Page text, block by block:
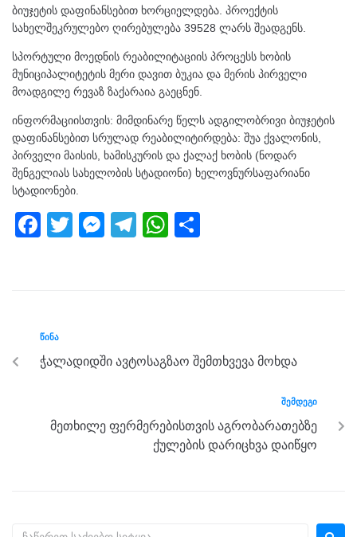
ბიუჯეტის დაფინანსებით ხორციელდება. პროექტის
სახელშეკრულებო ღირებულება 39528 ლარს შეადგენს.
სპორტული მოედნის რეაბილიტაციის პროცესს ხობის
მუნიციპალიტეტის მერი დავით ბუკია და მერის პირველი
მოადგილე რევაზ ზაქარაია გაეცნენ.
ინფორმაციისთვის: მიმდინარე წელს ადგილობრივი ბიუჯეტის
დაფინანსებით სრულად რეაბილიტირდება: შუა ქვალონის,
პირველი მაისის, ხამისკურის და ქალაქ ხობის (ნოდარ
შენგელიას სახელობის სტადიონი) ხელოვნურსაფარიანი
სტადიონები.
F
b
o
o
T
M
g
er
T
m
W
p
ᲬᲘᲜᲐ
ჭალადიდში ავტოსაგზაო შემთხვევა მოხდა
ᲨᲔᲛᲓᲔᲒᲘ
მეთხილე ფერმერებისთვის აგრობარათებზე
ქულების დარიცხვა დაიწყო